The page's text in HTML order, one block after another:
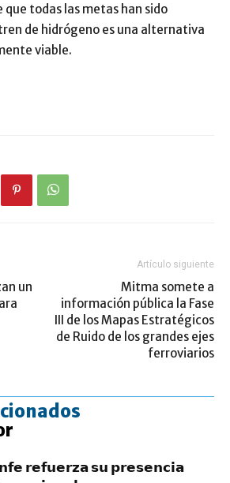
todas las metas han sido
de hidrógeno es una alternativa
viable.
un
Artículo siguiente
Mitma somete a
información pública la Fase
III de los Mapas Estratégicos
de Ruido de los grandes ejes
ferroviarios
𝗿𝗲𝗳𝘂𝗲𝗿𝘇𝗮 𝘀𝘂 𝗽𝗿𝗲𝘀𝗲𝗻𝗰𝗶𝗮